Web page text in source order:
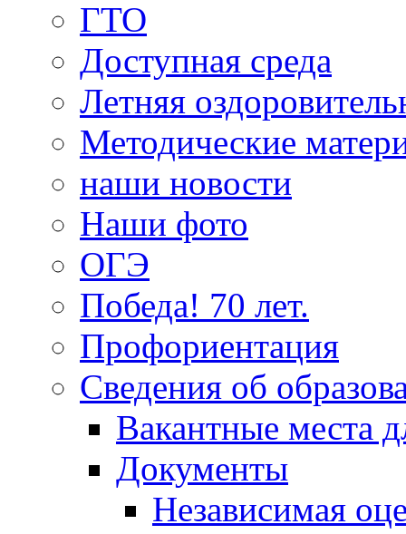
ГТО
Доступная среда
Летняя
Методические
наши новости
Наши фото
ОГЭ
Победа! 70 лет.
Профориентация
Сведения об
Вакантные места
Документы
Независимая